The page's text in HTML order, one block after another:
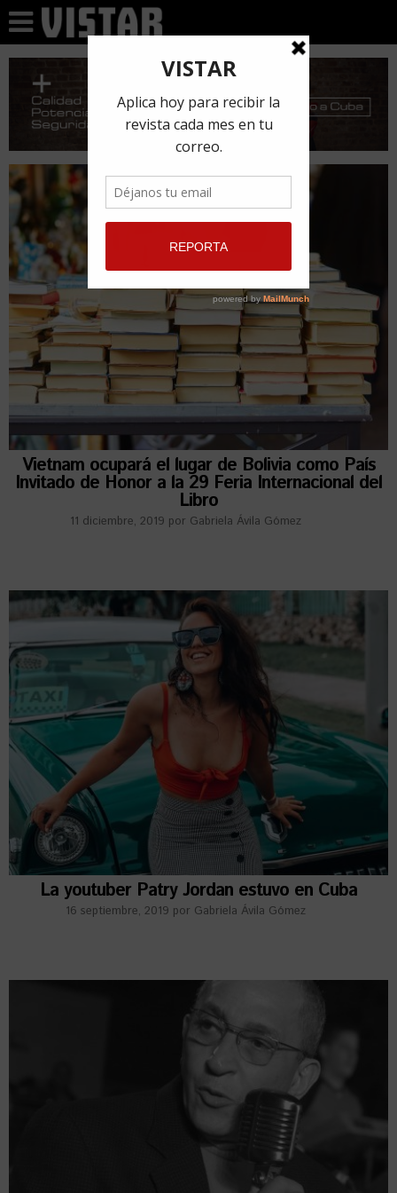
Vietnam ocupará el lugar de Bolivia como País
Invitado de Honor a la 29 Feria Internacional del
Libro
11 diciembre, 2019 por Gabriela Ávila Gómez
La youtuber Patry Jordan estuvo en Cuba
16 septiembre, 2019 por Gabriela Ávila Gómez